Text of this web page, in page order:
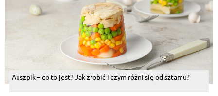
Auszpik – co to jest? Jak zrobić i czym różni się od sztamu?